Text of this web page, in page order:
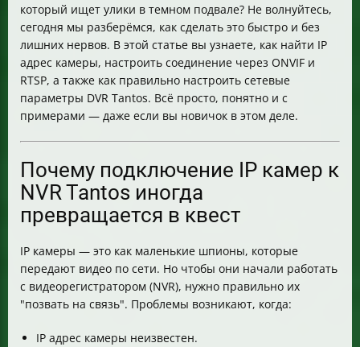
который ищет улики в темном подвале? Не волнуйтесь,
сегодня мы разберёмся, как сделать это быстро и без
лишних нервов. В этой статье вы узнаете, как найти IP
адрес камеры, настроить соединение через ONVIF и
RTSP, а также как правильно настроить сетевые
параметры DVR Tantos. Всё просто, понятно и с
примерами — даже если вы новичок в этом деле.
Почему подключение IP камер к
NVR Tantos иногда
превращается в квест
IP камеры — это как маленькие шпионы, которые
передают видео по сети. Но чтобы они начали работать
с видеорегистратором (NVR), нужно правильно их
"позвать на связь". Проблемы возникают, когда:
IP адрес камеры неизвестен.